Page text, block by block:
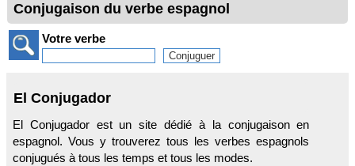
Conjugaison du verbe espagnol
Votre verbe
El Conjugador
El Conjugador est un site dédié à la conjugaison en
espagnol. Vous y trouverez tous les verbes espagnols
conjugués à tous les temps et tous les modes.